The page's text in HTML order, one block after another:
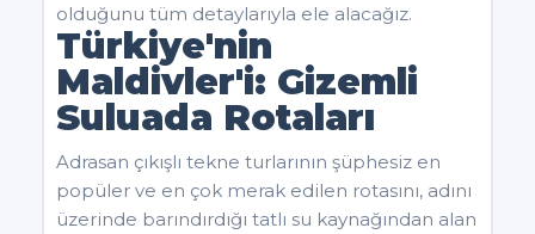
olduğunu tüm detaylarıyla ele alacağız.
Türkiye'nin
Maldivler'i: Gizemli
Suluada Rotaları
Adrasan çıkışlı tekne turlarının şüphesiz en
popüler ve en çok merak edilen rotasını, adını
üzerinde barındırdığı tatlı su kaynağından alan